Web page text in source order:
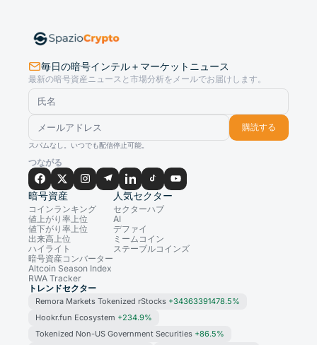
毎日の暗号インテル＋マーケットニュース
最新の暗号資産ニュースと市場分析をメールでお届けします。
購読する
スパムなし。いつでも配信停止可能。
つながる
暗号資産
コインランキング
値上がり率上位
値下がり率上位
出来高上位
ハイライト
暗号資産コンバーター
Altcoin Season Index
RWA Tracker
人気セクター
セクターハブ
AI
デファイ
ミームコイン
ステーブルコインズ
トレンドセクター
Remora Markets Tokenized rStocks +34363391478.5%
Hookr.fun Ecosystem +234.9%
Tokenized Non-US Government Securities +86.5%